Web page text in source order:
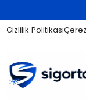
Gizlilik Politikası